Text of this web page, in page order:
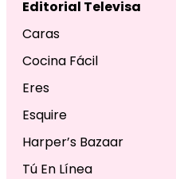
Editorial Televisa
Caras
Cocina Fácil
Eres
Esquire
Harper’s Bazaar
Tú En Línea